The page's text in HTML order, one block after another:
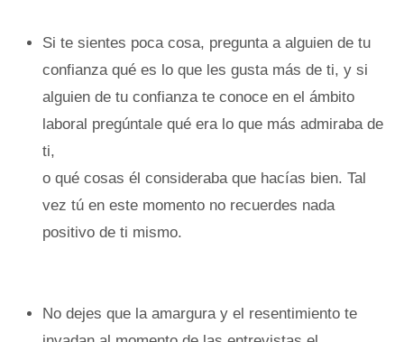
Si te sientes poca cosa, pregunta a alguien de tu
confianza qué es lo que les gusta más de ti, y si
alguien de tu confianza te conoce en el ámbito
laboral pregúntale qué era lo que más admiraba de
ti,
o qué cosas él consideraba que hacías bien. Tal
vez tú en este momento no recuerdes nada
positivo de ti mismo.
No dejes que la amargura y el resentimiento te